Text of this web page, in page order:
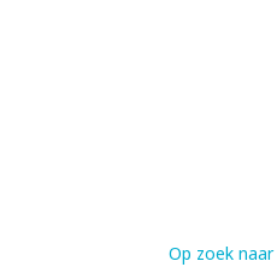
Op zoek naar